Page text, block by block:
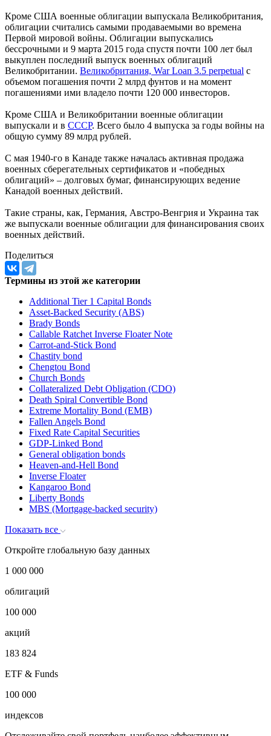
Кроме США военные облигации выпускала Великобритания,
облигации считались самыми продаваемыми во времена
Первой мировой войны. Облигации выпускались
бессрочными и 9 марта 2015 года спустя почти 100 лет был
выкуплен последний выпуск военных облигаций
Великобритании. Великобритания, War Loan 3.5 perpetual с
объемом погашения почти 2 млрд фунтов и на момент
погашениями ими владело почти 120 000 инвесторов.
Кроме США и Великобритании военные облигации
выпускали и в СССР. Всего было 4 выпуска за годы войны на
общую сумму 89 млрд рублей.
С мая 1940-го в Канаде также началась активная продажа
военных сберегательных сертификатов и «победных
облигаций» – долговых бумаг, финансирующих ведение
Канадой военных действий.
Такие страны, как, Германия, Австро-Венгрия и Украина так
же выпускали военные облигации для финансирования своих
военных действий.
Поделиться
Термины из этой же категории
Additional Tier 1 Capital Bonds
Asset-Backed Security (ABS)
Brady Bonds
Callable Ratchet Inverse Floater Note
Carrot-and-Stick Bond
Chastity bond
Chengtou Bond
Church Bonds
Collateralized Debt Obligation (CDO)
Death Spiral Convertible Bond
Extreme Mortality Bond (EMB)
Fallen Angels Bond
Fixed Rate Capital Securities
GDP-Linked Bond
General obligation bonds
Heaven-and-Hell Bond
Inverse Floater
Kangaroo Bond
Liberty Bonds
MBS (Mortgage-backed security)
Показать все
Откройте глобальную базу данных
1 000 000
облигаций
100 000
акций
183 824
ETF & Funds
100 000
индексов